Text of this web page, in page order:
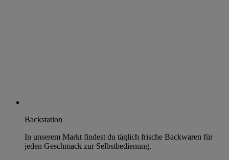
Backstation
In unserem Markt findest du täglich frische Backwaren für
jeden Geschmack zur Selbstbedienung.